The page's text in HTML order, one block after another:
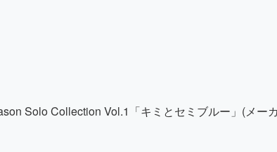
Solo Collection Vol.1「キミとセミブルー」(メー